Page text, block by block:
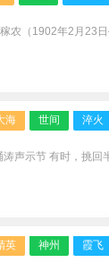
稼农（1902年2月23
海 世间 淬火
声示节 有时，挑回
英 神州 霞飞